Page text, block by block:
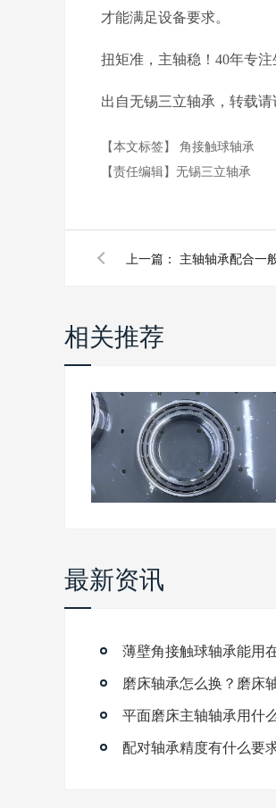
才能满足设备要求。
扭矩准，主轴稳！40年专注
出自无锡三立轴承，转载请
【本文标签】 角接触球轴承
【责任编辑】 无锡三立轴承
上一篇：
相关推荐
最新资讯
磨床轴承怎么换？磨床
平面磨床主轴轴承用什
配对轴承精度有什么要